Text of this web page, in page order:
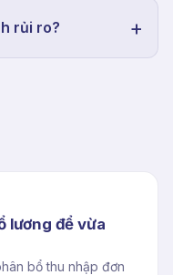
rủi ro?
lương để vừa
bổ thu nhập đơn